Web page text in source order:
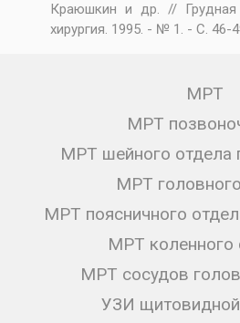
Краюшкин и др. // Грудная
хирургия. 1995. - № 1. - С. 46-
МРТ
МРТ
МРТ шейного отдела
МРТ
МРТ поясничного
МРТ коленного
МРТ сосудов
УЗИ